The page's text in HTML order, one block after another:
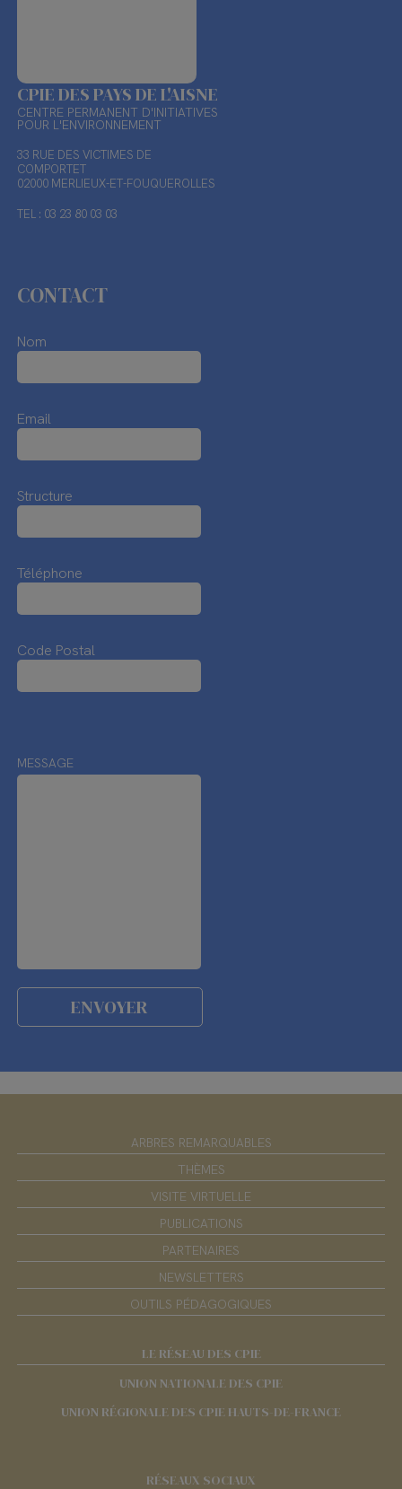
CPIE DES PAYS DE L'AISNE
CENTRE PERMANENT D'INITIATIVES
POUR L'ENVIRONNEMENT
33 RUE DES VICTIMES DE
COMPORTET
02000 MERLIEUX-ET-FOUQUEROLLES
TEL : 03 23 80 03 03
CONTACT
Nom
Email
Structure
Téléphone
Code Postal
MESSAGE
ARBRES REMARQUABLES
THÈMES
VISITE VIRTUELLE
PUBLICATIONS
PARTENAIRES
NEWSLETTERS
OUTILS PÉDAGOGIQUES
LE RÉSEAU DES CPIE
UNION NATIONALE DES CPIE
UNION RÉGIONALE DES CPIE HAUTS-DE-FRANCE
RÉSEAUX SOCIAUX